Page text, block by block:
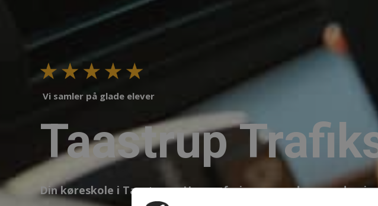
Vi samler på glade elever
Taastrup
Din køreskole i Taastrup – Hvor erfaring og moderne